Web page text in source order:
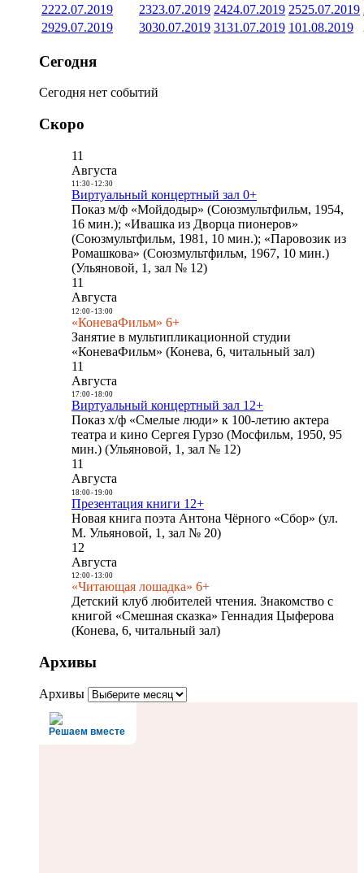
2222.07.2019 2323.07.2019 2424.07.2019 2525.07.2019
2929.07.2019 3030.07.2019 3131.07.2019 101.08.2019
Сегодня
Сегодня нет событий
Скоро
11
Августа
11:30- 12:30
Виртуальный концертный зал 0+
Показ м/ф «Мойдодыр» (Союзмультфильм, 1954,
16 мин.); «Ивашка из Дворца пионеров»
(Союзмультфильм, 1981, 10 мин.); «Паровозик из
Ромашкова» (Союзмультфильм, 1967, 10 мин.)
(Ульяновой, 1, зал № 12)
11
Августа
12:00- 13:00
«КоневаФильм» 6+
Занятие в мультипликационной студии
«КоневаФильм» (Конева, 6, читальный зал)
11
Августа
17:00- 18:00
Виртуальный концертный зал 12+
Показ х/ф «Смелые люди» к 100-летию актера
театра и кино Сергея Гурзо (Мосфильм, 1950, 95
мин.) (Ульяновой, 1, зал № 12)
11
Августа
18:00- 19:00
Презентация книги 12+
Новая книга поэта Антона Чёрного «Сбор» (ул.
М. Ульяновой, 1, зал № 20)
12
Августа
12:00- 13:00
«Читающая лошадка» 6+
Детский клуб любителей чтения. Знакомство с
книгой «Смешная сказка» Геннадия Цыферова
(Конева, 6, читальный зал)
Архивы
Архивы
Решаем вместе